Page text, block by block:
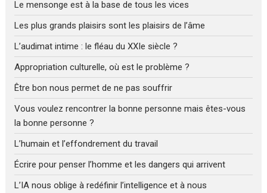
Le mensonge est à la base de tous les vices
Les plus grands plaisirs sont les plaisirs de l’âme
L’audimat intime : le fléau du XXIe siècle ?
Appropriation culturelle, où est le problème ?
Être bon nous permet de ne pas souffrir
Vous voulez rencontrer la bonne personne mais êtes-vous
la bonne personne ?
L’humain et l’effondrement du travail
Écrire pour penser l’homme et les dangers qui arrivent
L’IA nous oblige à redéfinir l’intelligence et à nous